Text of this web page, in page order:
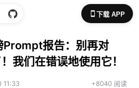
下载 APP
Prompt报告：别再对
我们在错误地使用它！
11:33 +8040 阅读